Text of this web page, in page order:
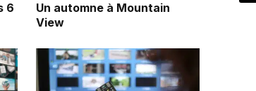
6
Un automne à Mountain
View